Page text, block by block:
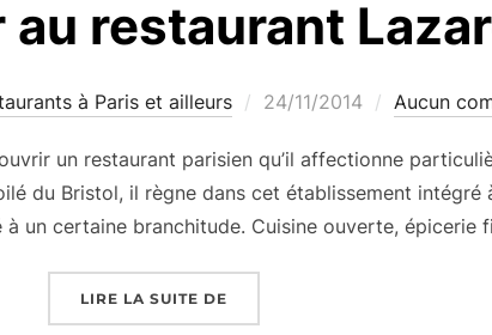
au restaurant
à Paris et ailleurs
Publié
24/11/2014 Aucun
un restaurant parisien qu’il affectionne
du Bristol, il règne dans cet établissement intégré
à un certaine branchitude. Cuisine ouverte, épicerie
LIRE LA SUITE DE« DÉJEUNER AU RESTAURANT